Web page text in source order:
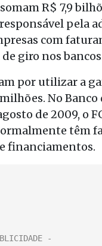
R$ 7,9
pela
com
giro nos
por utilizar a
No
de 2009, o
têm
financiamentos.